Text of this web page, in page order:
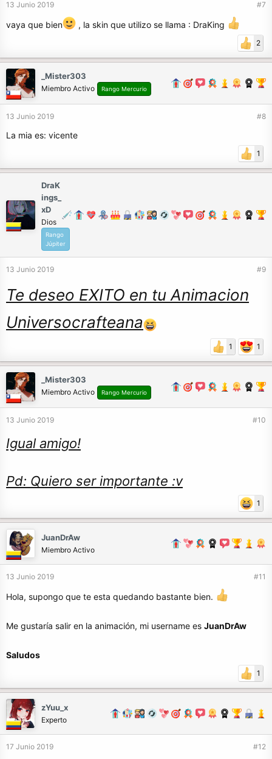
13 Junio 2019 #7
vaya que bien , la skin que utilizo se llama : DraKing
2
_Mister303
Miembro Activo Rango Mercurio
13 Junio 2019 #8
La mia es: vicente
1
DraK
ings_
xD
Dios
Rango
Júpiter
13 Junio 2019 #9
Te deseo EXITO en tu Animacion
Universocrafteana
1 1
_Mister303
Miembro Activo Rango Mercurio
13 Junio 2019 #10
Igual amigo!
Pd: Quiero ser importante :v
1
JuanDrAw
Miembro Activo
13 Junio 2019 #11
Hola, supongo que te esta quedando bastante bien.
Me gustaría salir en la animación, mi username es JuanDrAw
Saludos
1
zYuu_x
Experto
17 Junio 2019 #12